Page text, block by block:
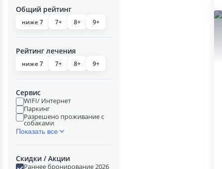
Общий рейтинг
ниже 7 7+ 8+ 9+
Рейтинг лечения
ниже 7 7+ 8+ 9+
Сервис
WIFI/ Интернет
Паркинг
Разрешено проживание с
собаками
Показать все
Скидки / Акции
Раннее бронирование 2026